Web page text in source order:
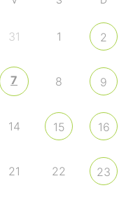
31 1 2
7 8 9
14 15 16
21 22 23